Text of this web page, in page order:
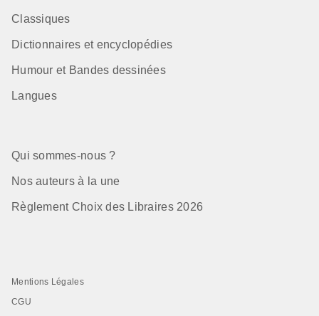
Classiques
Dictionnaires et encyclopédies
Humour et Bandes dessinées
Langues
Qui sommes-nous ?
Nos auteurs à la une
Règlement Choix des Libraires 2026
Mentions Légales
CGU